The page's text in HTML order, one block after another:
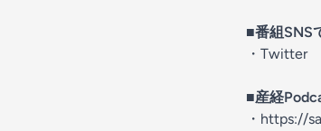
■番組SNS
・ Twitter
■産経
・ https://